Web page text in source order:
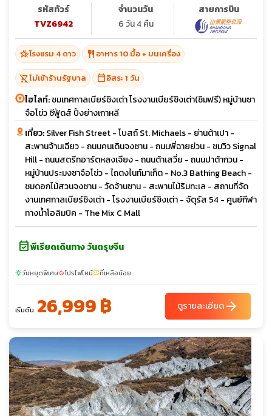
รหัสทัวร์
TVZ6942
จำนวนวัน
6 วัน 4 คืน
สายการบิน
hotel_classโรงแรม 4 ดาว restaurant อาหาร 10 มื้อ + บนเครื่อง
shopping_cart_offไม่เข้าร้านรัฐบาล calendar_todayอิสระ 1 วัน
ไฮไลท์:ชมเทศกาลเบียร์ชิงเต่า โรงงานเบียร์ชิงเต่า(ชิมฟรี) หมู่บ้านซา
จือโข่ว ซีฟู้ดส์ ปิ้งย่างเกาหลี
เที่ยว:Silver Fish Street - โบสถ์ St. Michaels - ย่านต้าเปา -
สะพานจ้านเฉียว - ถนนคนเดินจงซาน - ถนนพี่ฉายย่วน - ชมวิว Signal
Hill - ถนนสตรีทอาร์ตหลงเจียง - ถนนต้าเสวี่ย - ถนนปาต้ากวน -
หมู่บ้านประมงซาจือโข่ว - ไถตงไนท์มาเก็ต - No.3 Bathing Beach -
ชมดอกไม้สวนจงซาน - วัดจ้านซาน - สะพานไม้ริมทะเล - สถานที่จัด
งานเทศกาลเบียร์ชิงเต่า - โรงงานเบียร์ชิงเต่า - จัตุรัส 54 - ศูนย์กีฬา
ทางน้ำโอลิมปิค - The Mix C Mall
event_availableพีเรียดเดินทาง วันตรุษจีน
sunnyวันหยุดพิเศษlocal_fire_departmentโปรไฟไหม้confirmation_numberที่เหลือน้อย
เริ่มต้น 26,999 ฿ ดูรายละเอียดarrow_forward